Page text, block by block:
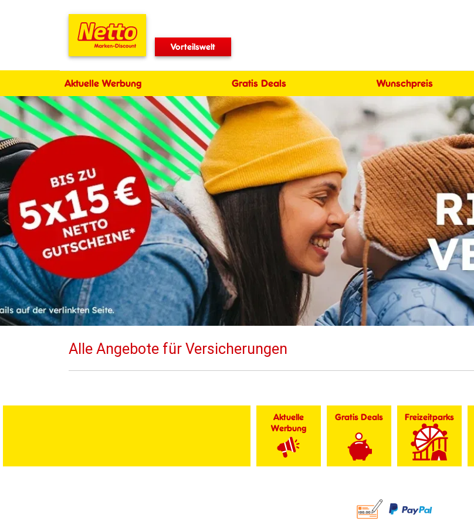
Vorteilswelt
Aktuelle Werbung Gratis Deals Wunschpreis
Alle Angebote für Versicherungen
Aktuelle
Werbung
Gratis Deals Freizeitparks